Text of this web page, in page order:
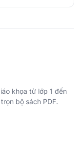
khọa từ lớp 1 đến
bộ sách PDF.